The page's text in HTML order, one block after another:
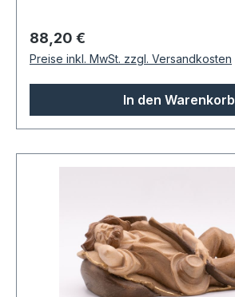
Regulärer Preis:
88,20 €
Preise inkl. MwSt. zzgl. Versandkosten
In den Warenkorb